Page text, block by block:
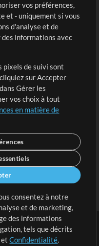
vos préférences,
et - uniquement si vous
d'analyse et de
informations avec
pixels de suivi sont
sur Accepter
Gérer les
vos choix à tout
en matière de
consentez à notre
et de marketing,
des informations
tels que décrits
etConfidentialité.